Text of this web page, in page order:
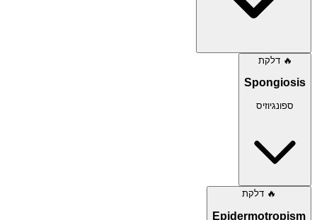
🔥 דלקת
Spongiosis
ספונגיוזיס
🔥 דלקת
Epidermotropism